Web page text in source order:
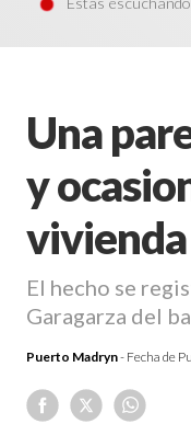
Una
y
vivienda
El hecho se
Garagarza del
Puerto Madryn- Fecha de